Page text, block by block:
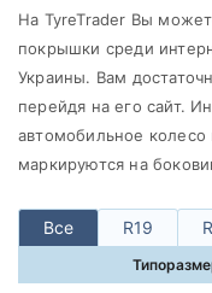
На TyreTrader Вы
покрышки среди
Украины. Вам
перейдя на его сайт.
автомобильное колесо
маркируются на
Все R19
Continental
Все бренды
Тип транспортного
Усиленная шина